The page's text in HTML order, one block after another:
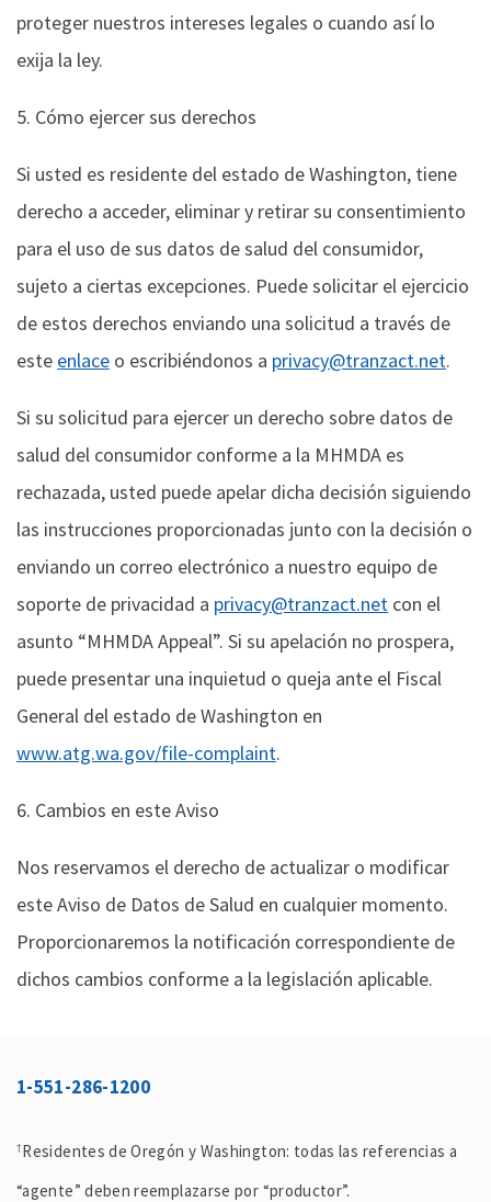
proteger nuestros intereses legales o cuando así lo
exija la ley.
5. Cómo ejercer sus derechos
Si usted es residente del estado de Washington, tiene
derecho a acceder, eliminar y retirar su consentimiento
para el uso de sus datos de salud del consumidor,
sujeto a ciertas excepciones. Puede solicitar el ejercicio
de estos derechos enviando una solicitud a través de
este enlace o escribiéndonos a privacy@tranzact.net.
Si su solicitud para ejercer un derecho sobre datos de
salud del consumidor conforme a la MHMDA es
rechazada, usted puede apelar dicha decisión siguiendo
las instrucciones proporcionadas junto con la decisión o
enviando un correo electrónico a nuestro equipo de
soporte de privacidad a privacy@tranzact.net con el
asunto “MHMDA Appeal”. Si su apelación no prospera,
puede presentar una inquietud o queja ante el Fiscal
General del estado de Washington en
www.atg.wa.gov/file-complaint.
6. Cambios en este Aviso
Nos reservamos el derecho de actualizar o modificar
este Aviso de Datos de Salud en cualquier momento.
Proporcionaremos la notificación correspondiente de
dichos cambios conforme a la legislación aplicable.
1-551-286-1200
†Residentes de Oregón y Washington: todas las referencias a
“agente” deben reemplazarse por “productor”.